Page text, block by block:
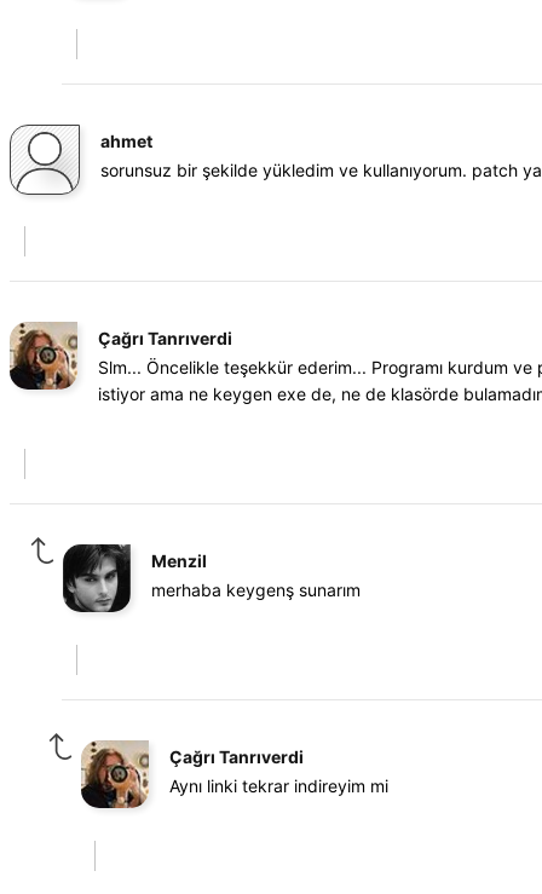
ahmet
sorunsuz bir şekilde yükledim ve kullanıyorum. patch
Çağrı Tanrıverdi
Slm... Öncelikle teşekkür ederim... Programı kurdum
istiyor ama ne keygen exe de, ne de klasörde
Menzil
merhaba keygenş sunarım
Çağrı Tanrıverdi
Aynı linki tekrar indireyim mi